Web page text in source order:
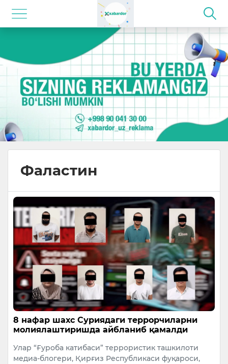
Фаластин
8 нафар шахс Суриядаги террорчиларни
молиялаштиришда айбланиб қамалди
Улар “Ғуроба катибаси” террористик ташкилоти
медиа-блогери, Қирғиз Республикаси фуқароси,